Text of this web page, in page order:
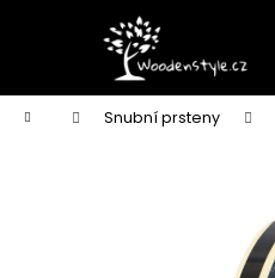
Domů Snubní prsteny
í
Zpět
do
obchodu
Zpět
do
obchodu